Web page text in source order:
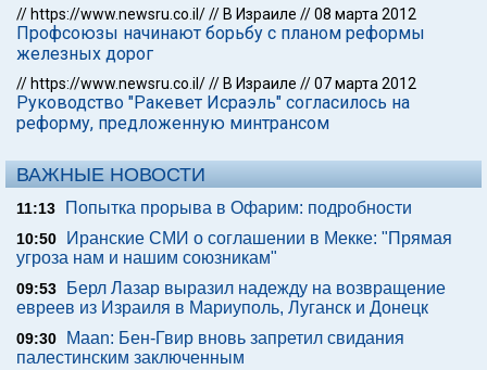
// https://www.newsru.co.il/// В Израиле //08 марта 2012
Профсоюзы начинают борьбу с планом реформы
железных дорог
// https://www.newsru.co.il/// В Израиле //07 марта 2012
Руководство "Ракевет Исраэль" согласилось на
реформу, предложенную минтрансом
ВАЖНЫЕ НОВОСТИ
11:13 Попытка прорыва в Офарим: подробности
10:50
Иранские СМИ о соглашении в Мекке: "Прямая
угроза нам и нашим союзникам"
09:53
Берл Лазар выразил надежду на возвращение
евреев из Израиля в Мариуполь, Луганск и Донецк
09:30
Maan: Бен-Гвир вновь запретил свидания
палестинским заключенным